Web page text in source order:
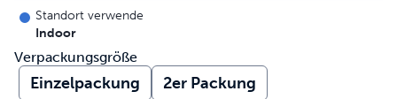
Standort verwende
Indoor
Verpackungsgröße
Einzelpackung 2er Packung